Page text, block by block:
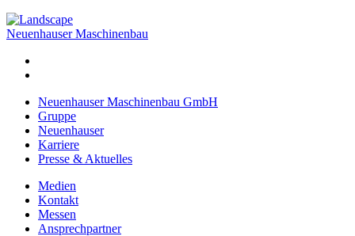
Neuenhauser Maschinenbau
Neuenhauser Maschinenbau GmbH
Gruppe
Neuenhauser
Karriere
Presse & Aktuelles
Medien
Kontakt
Messen
Ansprechpartner